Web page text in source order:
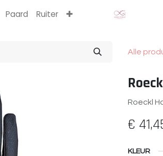
Paard Ruiter
Alle
Roeckl
€
KLEUR